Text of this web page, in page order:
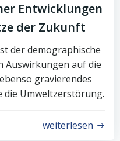
Entwicklungen
der Zukunft
der demographische
Auswirkungen auf die
gravierendes
die Umweltzerstörung.
weiterlesen